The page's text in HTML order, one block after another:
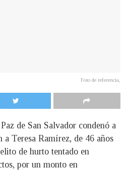
Foto de referencia,
de San Salvador condenó a
a Teresa Ramírez, de 46 años
de hurto tentado en
por un monto en